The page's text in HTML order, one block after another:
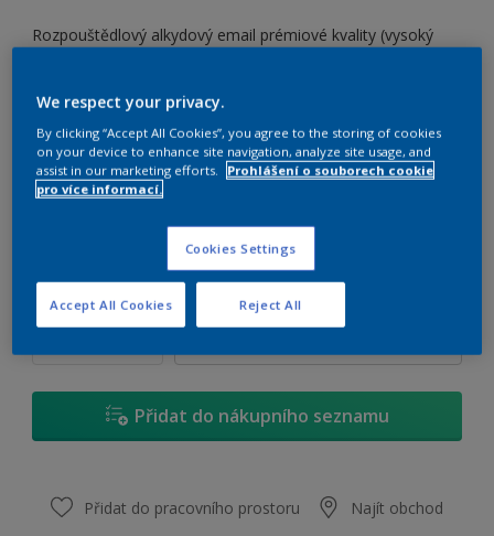
Rozpouštědlový alkydový email prémiové kvality (vysoký
ZN.02.73
Změnit odstín
Velikost
2,5 L
Množství Kalkulačka pro výpočet barvy
Přidat do nákupního seznamu
Přidat do pracovního prostoru Najít obchod
We respect your privacy.
By clicking “Accept All Cookies”, you agree to the storing of cookies
on your device to enhance site navigation, analyze site usage, and
assist in our marketing efforts.
Prohlášení o souborech cookie
pro více informací.
Cookies Settings
Reject All
Accept All Cookies